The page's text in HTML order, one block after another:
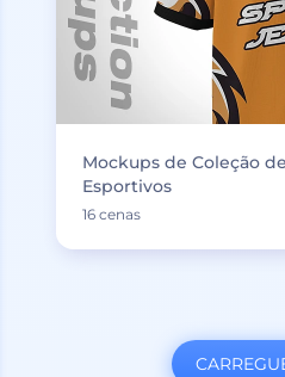
Mockups de Coleção
Esportivos
16 cenas